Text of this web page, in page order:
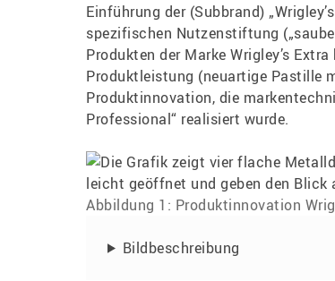
Einführung der (Subbrand)
spezifischen Nutzenstiftung
Produkten der Marke Wrigley’s
Produktleistung (neuartige Pastille
Produktinnovation, die
Professional“ realisiert wurde.
Abbildung 1: Produktinnovation
Bildbeschreibung